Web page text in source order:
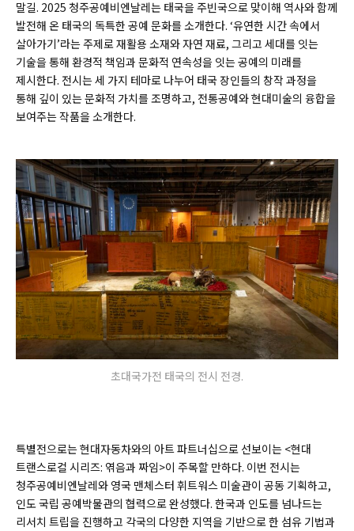
말길. 2025 청주공예비엔날레는 태국을 주빈국으로 맞이해 역사와 함께
발전해 온 태국의 독특한 공예 문화를 소개한다. ‘유연한 시간 속에서
살아가기’라는 주제로 재활용 소재와 자연 재료, 그리고 세대를 잇는
기술을 통해 환경적 책임과 문화적 연속성을 잇는 공예의 미래를
제시한다. 전시는 세 가지 테마로 나누어 태국 장인들의 창작 과정을
통해 깊이 있는 문화적 가치를 조명하고, 전통공예와 현대미술의 융합을
보여주는 작품을 소개한다.
초대국가전 태국의 전시 전경.
특별전으로는 현대자동차와의 아트 파트너십으로 선보이는 <현대
트랜스로컬 시리즈: 엮음과 짜임>이 주목할 만하다. 이번 전시는
청주공예비엔날레와 영국 맨체스터 휘트워스 미술관이 공동 기획하고,
인도 국립 공예박물관의 협력으로 완성했다. 한국과 인도를 넘나드는
리서치 트립을 진행하고 각국의 다양한 지역을 기반으로 한 섬유 기법과